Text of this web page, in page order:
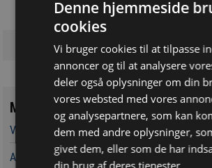
Mest læste
Vandværker i Randers kører på lånt tid
Aarsleff vinder energiprojekter til 3,7
Denne hjemmeside
cookies
Vi bruger cookies til at tilpasse
annoncer og til at analysere
deler også oplysninger om din
vores websted med vores
og analysepartnere, som kan
dem med andre oplysninger,
givet dem, eller som de har
din brug af deres tjenester.